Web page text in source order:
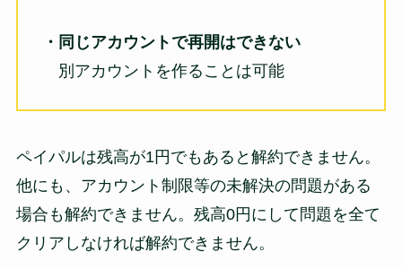
・同じアカウントで再開はできない
別アカウントを作ることは可能
ペイパルは残高が1円でもあると解約できません。
他にも、アカウント制限等の未解決の問題がある
場合も解約できません。残高0円にして問題を全て
クリアしなければ解約できません。